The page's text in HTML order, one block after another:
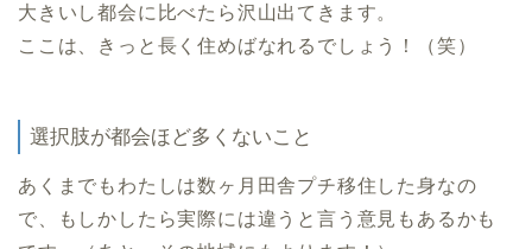
大きいし都会に比べたら沢山出てきます。
ここは、きっと長く住めばなれるでしょう！（笑）
選択肢が都会ほど多くないこと
あくまでもわたしは数ヶ月田舎プチ移住した身なの
で、もしかしたら実際には違うと言う意見もあるかも